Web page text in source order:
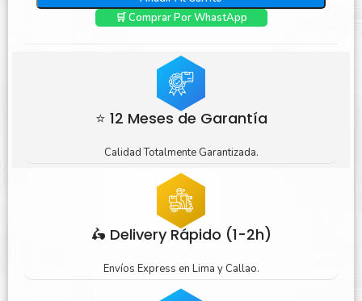
🛒 Comprar Por WhastApp
⭐ 12 Meses de Garantía
Calidad Totalmente Garantizada.
🛵 Delivery Rápido (1-2h)
Envíos Express en Lima y Callao.